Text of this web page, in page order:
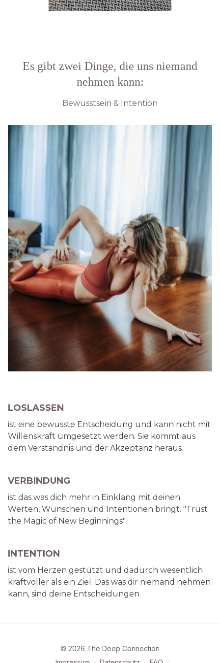
Es gibt zwei Dinge, die uns niemand
nehmen kann:
Bewusstsein & Intention
LOSLASSEN
ist eine bewusste Entscheidung und kann nicht mit
Willenskraft umgesetzt werden. Sie kommt aus
dem Verständnis und der Akzeptanz heraus.
VERBINDUNG
ist das was dich mehr in Einklang mit deinen
Werten, Wünschen und Intentionen bringt. "Trust
the Magic of New Beginnings"
INTENTION
ist vom Herzen gestützt und dadurch wesentlich
kraftvoller als ein Ziel. Das was dir niemand nehmen
kann, sind deine Entscheidungen.
© 2026 The Deep Connection